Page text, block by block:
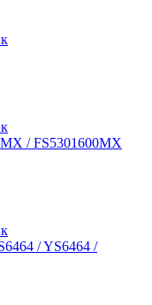
/ FS5301600MX
/ YS6464 /